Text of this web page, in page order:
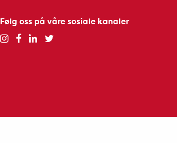
Følg oss på våre sosiale kanaler